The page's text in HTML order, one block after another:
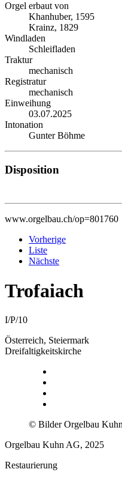
Orgel erbaut von
Khanhuber, 1595
Krainz, 1829
Windladen
Schleifladen
Traktur
mechanisch
Registratur
mechanisch
Einweihung
03.07.2025
Intonation
Gunter Böhme
Disposition
www.orgelbau.ch/op=801760
Vorherige
Liste
Nächste
Trofaiach
I/P/10
Österreich, Steiermark
Dreifaltigkeitskirche
© Bilder Orgelbau
Orgelbau Kuhn AG, 2025
Restaurierung